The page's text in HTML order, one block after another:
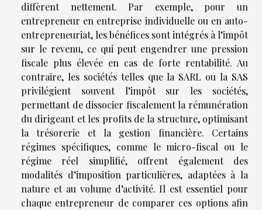
diffèrent nettement. Par exemple, pour un
entrepreneur en entreprise individuelle ou en auto-
entrepreneuriat, les bénéfices sont intégrés à l’impôt
sur le revenu, ce qui peut engendrer une pression
fiscale plus élevée en cas de forte rentabilité. Au
contraire, les sociétés telles que la SARL ou la SAS
privilégient souvent l’impôt sur les sociétés,
permettant de dissocier fiscalement la rémunération
du dirigeant et les profits de la structure, optimisant
la trésorerie et la gestion financière. Certains
régimes spécifiques, comme le micro-fiscal ou le
régime réel simplifié, offrent également des
modalités d’imposition particulières, adaptées à la
nature et au volume d’activité. Il est essentiel pour
chaque entrepreneur de comparer ces options afin